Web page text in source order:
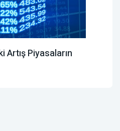
Artış Piyasaların